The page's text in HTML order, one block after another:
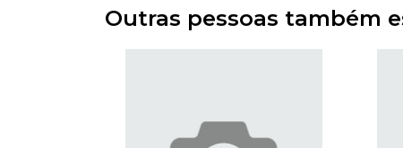
Outras pessoas também